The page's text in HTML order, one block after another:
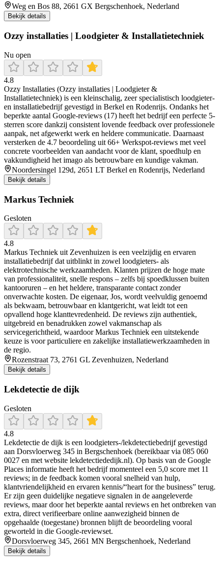
Weg en Bos 88, 2661 GX Bergschenhoek, Nederland
Bekijk details
Ozzy installaties | Loodgieter & Installatietechniek
Nu open
4.8
Ozzy Installaties (Ozzy installaties | Loodgieter &
Installatietechniek) is een kleinschalig, zeer specialistisch loodgieter-
en installatiebedrijf gevestigd in Berkel en Rodenrijs. Ondanks het
beperkte aantal Google-reviews (17) heeft het bedrijf een perfecte 5-
sterren score dankzij consistent lovende feedback over professionele
aanpak, net afgewerkt werk en heldere communicatie. Daarnaast
versterken de 4.7 beoordeling uit 66+ Werkspot-reviews met veel
concrete voorbeelden van aandacht voor de klant, spoedhulp en
vakkundigheid het imago als betrouwbare en kundige vakman.
Noordersingel 129d, 2651 LT Berkel en Rodenrijs, Nederland
Bekijk details
Markus Techniek
Gesloten
4.8
Markus Techniek uit Zevenhuizen is een veelzijdig en ervaren
installatiebedrijf dat uitblinkt in zowel loodgieters- als
elektrotechnische werkzaamheden. Klanten prijzen de hoge mate
van professionaliteit, snelle respons – zelfs bij spoedklussen buiten
kantooruren – en het heldere, transparante contact zonder
onverwachte kosten. De eigenaar, Jos, wordt veelvuldig genoemd
als bekwaam, betrouwbaar en klantgericht, wat leidt tot een
opvallend hoge klanttevredenheid. De reviews zijn authentiek,
uitgebreid en benadrukken zowel vakmanschap als
servicegerichtheid, waardoor Markus Techniek een uitstekende
keuze is voor particuliere en zakelijke installatiewerkzaamheden in
de regio.
Rozenstraat 73, 2761 GL Zevenhuizen, Nederland
Bekijk details
Lekdetectie de dijk
Gesloten
4.8
Lekdetectie de dijk is een loodgieters-/lekdetectiebedrijf gevestigd
aan Dorsvloerweg 345 in Bergschenhoek (bereikbaar via 085 060
0027 en met website lekdetectiededijk.nl). Op basis van de Google
Places informatie heeft het bedrijf momenteel een 5,0 score met 11
reviews; in de feedback komen vooral snelheid van hulp,
klantvriendelijkheid en ervaren kennis/“heart for the business” terug.
Er zijn geen duidelijke negatieve signalen in de aangeleverde
reviews, maar door het beperkte aantal reviews en het ontbreken van
extra, direct verifieerbare online aanwezigheid binnen de
opgehaalde (toegestane) bronnen blijft de beoordeling vooral
geworteld in die Google-reviewset.
Dorsvloerweg 345, 2661 MN Bergschenhoek, Nederland
Bekijk details